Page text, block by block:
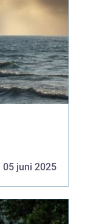
05 juni 2025